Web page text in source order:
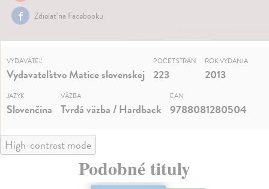
Zdielať na Facebooku
VYDAVATEĽ
Vydavateľstvo Matice slovenskej
POČET STRÁN
223
ROK VYDANIA
2013
JAZYK
Slovenčina
VÄZBA
Tvrdá väzba / Hardback
EAN
9788081280504
High-contrast mode
Podobné tituly